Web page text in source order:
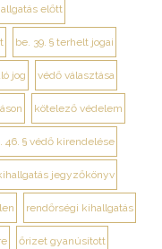
előtt
be. 39. § terhelt jogai
jog védő választása
kötelező védelem
46. § védő kirendelése
jegyzőkönyv
rendőrségi kihallgatás
őrizet gyanúsított